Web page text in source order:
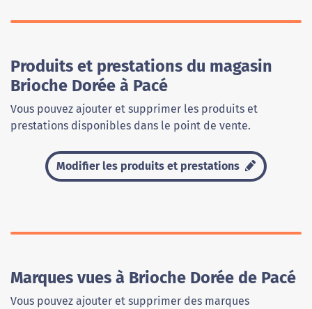
Produits et prestations du magasin
Brioche Dorée à Pacé
Vous pouvez ajouter et supprimer les produits et
prestations disponibles dans le point de vente.
Modifier les produits et prestations
Marques vues à Brioche Dorée de Pacé
Vous pouvez ajouter et supprimer des marques